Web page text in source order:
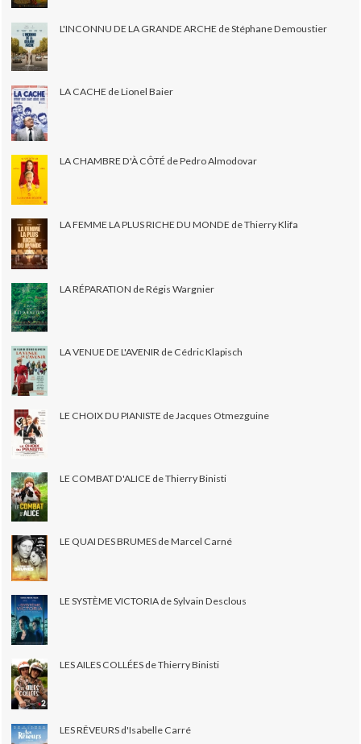
L'INCONNU DE LA GRANDE ARCHE de Stéphane Demoustier
LA CACHE de Lionel Baier
LA CHAMBRE D'À CÔTÉ de Pedro Almodovar
LA FEMME LA PLUS RICHE DU MONDE de Thierry Klifa
LA RÉPARATION de Régis Wargnier
LA VENUE DE L'AVENIR de Cédric Klapisch
LE CHOIX DU PIANISTE de Jacques Otmezguine
LE COMBAT D'ALICE de Thierry Binisti
LE QUAI DES BRUMES de Marcel Carné
LE SYSTÈME VICTORIA de Sylvain Desclous
LES AILES COLLÉES de Thierry Binisti
LES RÊVEURS d'Isabelle Carré